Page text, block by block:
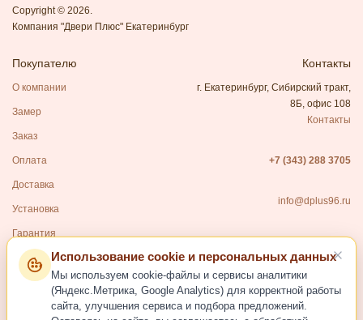
Copyright © 2026.
Компания "Двери Плюс" Екатеринбург
Покупателю
О компании
Замер
Заказ
Оплата
Доставка
Установка
Гарантия
Контакты
г. Екатеринбург, Сибирский тракт,
8Б, офис 108
Контакты
+7 (343) 288 3705
info@dplus96.ru
Каталог
Входные двери
Межкомнатные двери
Использование cookie и персональных данных
Мы используем cookie-файлы и сервисы аналитики
(Яндекс.Метрика, Google Analytics) для корректной работы
сайта, улучшения сервиса и подбора предложений.